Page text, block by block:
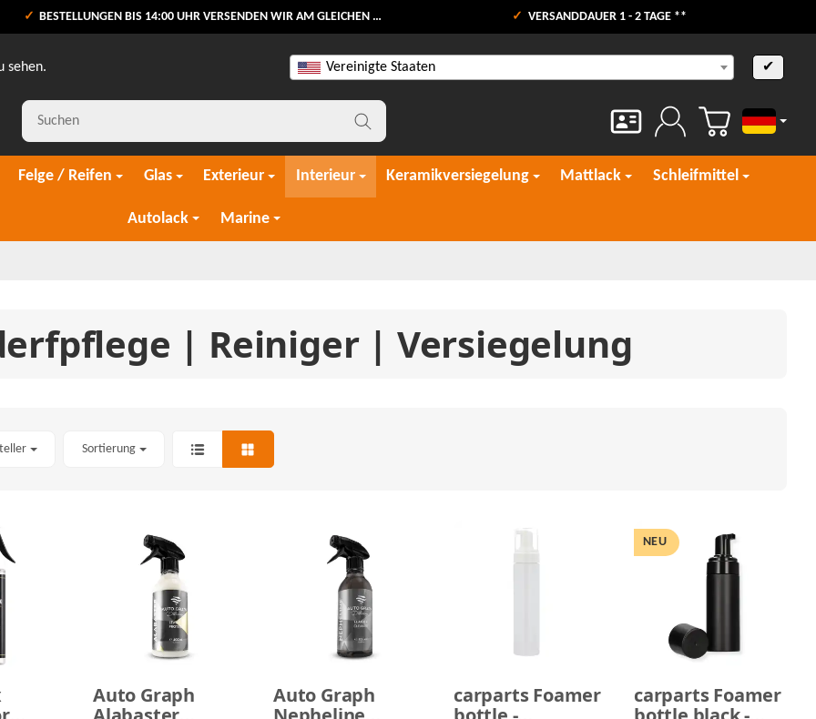
BESTELLUNGEN BIS 14:00 UHR VERSENDEN WIR AM GLEICHEN WERKTAG VERSANDDAUER 1 - 2 TAGE **
sehen. Vereinigte Staaten ✔
Deutsch
Felge / Reifen Glas Exterieur Interieur Keramikversiegelung Mattlack Schleifmittel
Autolack Marine
| Reiniger | Versiegelung
Sortierung
Auto Graph
Auto Graph
carparts Foamer
NEU
carparts Foamer